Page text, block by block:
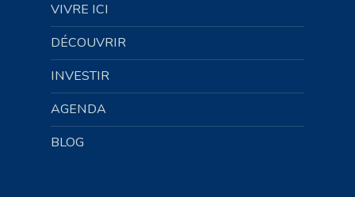
VIVRE ICI
DÉCOUVRIR
INVESTIR
AGENDA
BLOG